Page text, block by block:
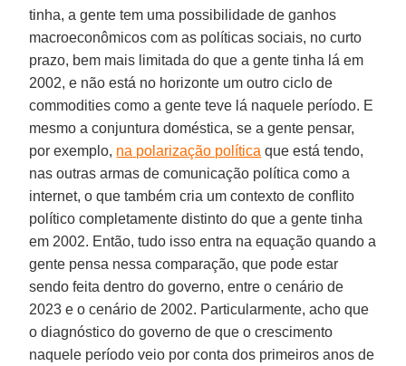
tinha, a gente tem uma possibilidade de ganhos
macroeconômicos com as políticas sociais, no curto
prazo, bem mais limitada do que a gente tinha lá em
2002, e não está no horizonte um outro ciclo de
commodities como a gente teve lá naquele período. E
mesmo a conjuntura doméstica, se a gente pensar,
por exemplo, na polarização política que está tendo,
nas outras armas de comunicação política como a
internet, o que também cria um contexto de conflito
político completamente distinto do que a gente tinha
em 2002. Então, tudo isso entra na equação quando a
gente pensa nessa comparação, que pode estar
sendo feita dentro do governo, entre o cenário de
2023 e o cenário de 2002. Particularmente, acho que
o diagnóstico do governo de que o crescimento
naquele período veio por conta dos primeiros anos de